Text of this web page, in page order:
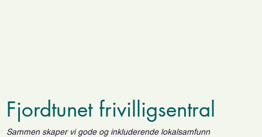
Fjordtunet frivilligsentral
Sammen skaper vi gode og inkluderende lokalsamfunn